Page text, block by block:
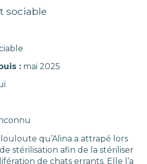
sociable
: mai 2025
qu’Alina a attrapé lors
stérilisation afin de la stériliser
de chats errants. Elle l’a